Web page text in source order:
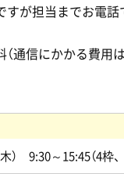
すが担当までお電話
（通信にかかる費用
） 9:30～15:45（4枠